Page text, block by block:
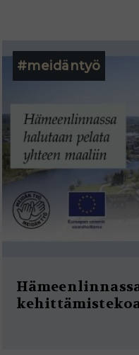
#meidäntyö